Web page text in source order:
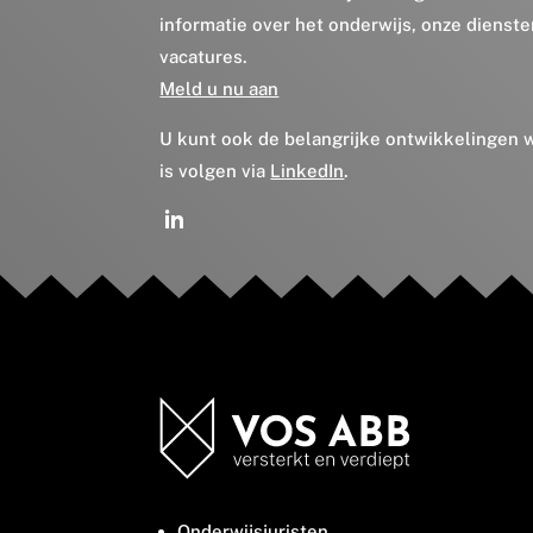
informatie over het onderwijs, onze
vacatures.
Meld u nu aan
U kunt ook de belangrijke ontwikkelingen
is volgen via LinkedIn.